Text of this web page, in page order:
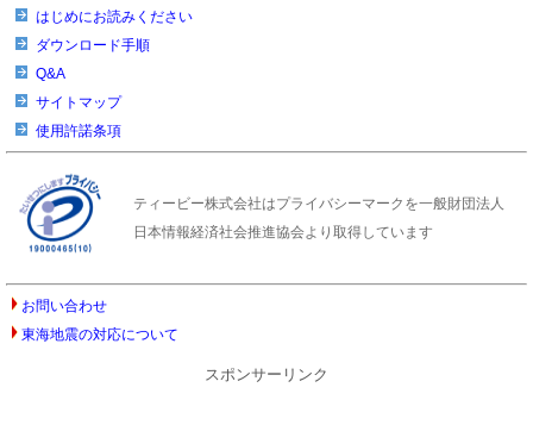
はじめにお読みください
ダウンロード手順
Q&A
サイトマップ
使用許諾条項
ティービー株式会社はプライバシーマークを一般財団法人
日本情報経済社会推進協会より取得しています
お問い合わせ
東海地震の対応について
スポンサーリンク